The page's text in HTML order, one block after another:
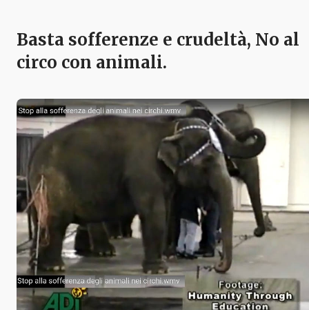
Basta sofferenze e crudeltà, No al
circo con animali.